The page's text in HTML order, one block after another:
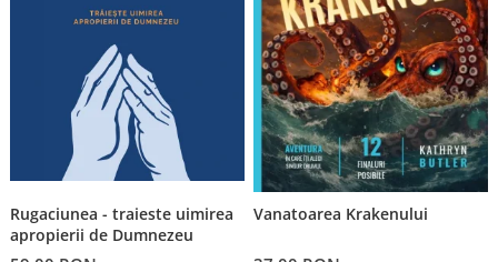
Rugaciunea - traieste uimirea
apropierii de Dumnezeu
Vanatoarea Krakenului